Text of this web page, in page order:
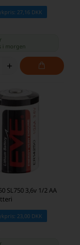
27,16 DKK
i morgen
+
AA
23,00 DKK